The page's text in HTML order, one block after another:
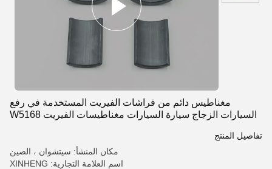
مغناطيس دائم من فراشات الفيريت المستخدمة في رفع
السيارات الزجاج سيارة السيارات مغناطيسات الفيريت W5168
تفاصيل المنتج
مكان المنشأ: سيتشوان ، الصين
اسم العلامة التجارية: XINHENG